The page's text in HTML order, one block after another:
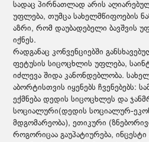
სადაც პირნათლად არის
უფლება, თუმცა სახელმწიფოების
აზრი, რომ დაუბადებელი ბავშვის
იქნეს.
რადგანაც კონვენციებში
ფეტუსის სიცოცხლის უფლება,
იძლევა შიდა კანონდებლობა.
აბორტისთვის იყენებს ჩვენებებს:
ექმნება დედის სიცოცხლეს და
სოციალური(დედის სოციალურ-
მდგომარეობა), ეთიკური
როგორიცაა გაუპატიურება,